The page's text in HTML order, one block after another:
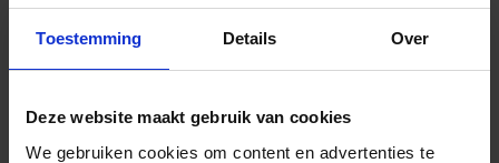
Toestemming Details Over
Deze website maakt gebruik van cookies
We gebruiken cookies om content en advertenties te
Pikhouwelen